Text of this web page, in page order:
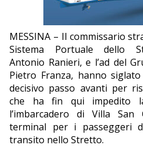
MESSINA – Il commissario
Sistema Portuale dello
Antonio Ranieri, e l’ad del
Pietro Franza, hanno
decisivo passo avanti per
che ha fin qui impedito
l’imbarcadero di Villa
terminal per i passeggeri
transito nello Stretto.